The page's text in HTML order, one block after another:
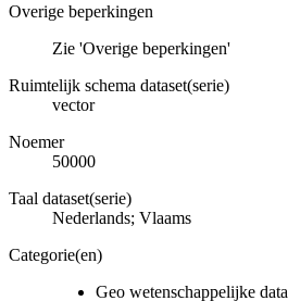
Overige beperkingen
Zie 'Overige beperkingen'
Ruimtelijk schema dataset(serie)
vector
Noemer
50000
Taal dataset(serie)
Nederlands; Vlaams
Categorie(en)
Geo wetenschappelijke data